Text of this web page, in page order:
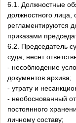
6.1. Должностные
должностного лица,
регламентируются
приказами
6.2. Председатель
суда, несет
- несоблюдение
документов архива;
- утрату и
- необоснованный
постоянного
личному составу;